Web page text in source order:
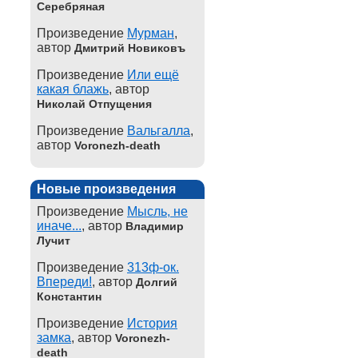
Серебряная
Произведение Мурман,
автор Дмитрий Новиковъ
Произведение Или ещё
какая блажь, автор
Николай Отпущения
Произведение Вальгалла,
автор Voronezh-death
Новые произведения
Произведение Мысль, не
иначе..., автор Владимир
Лучит
Произведение 313ф-ок.
Впереди!, автор Долгий
Константин
Произведение История
замка, автор Voronezh-
death